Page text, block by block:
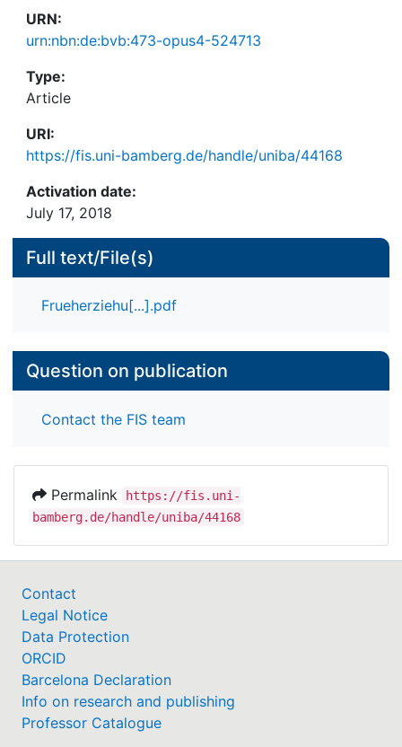
URN:
urn:nbn:de:bvb:473-opus4-524713
Type:
Article
URI:
https://fis.uni-bamberg.de/handle/uniba/44168
Activation date:
July 17, 2018
Full text/File(s)
Frueherziehu[...].pdf
Question on publication
Contact the FIS team
Permalink
https://fis.uni-
bamberg.de/handle/uniba/44168
Contact
Legal Notice
Data Protection
ORCID
Barcelona Declaration
Info on research and publishing
Professor Catalogue